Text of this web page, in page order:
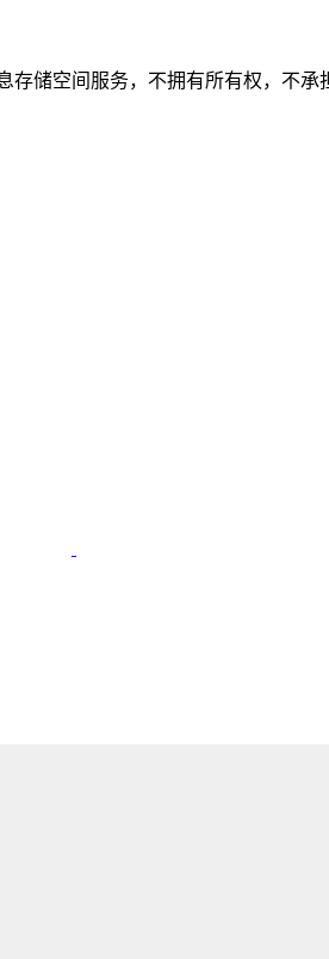
储空间服务，不拥有所有权，不